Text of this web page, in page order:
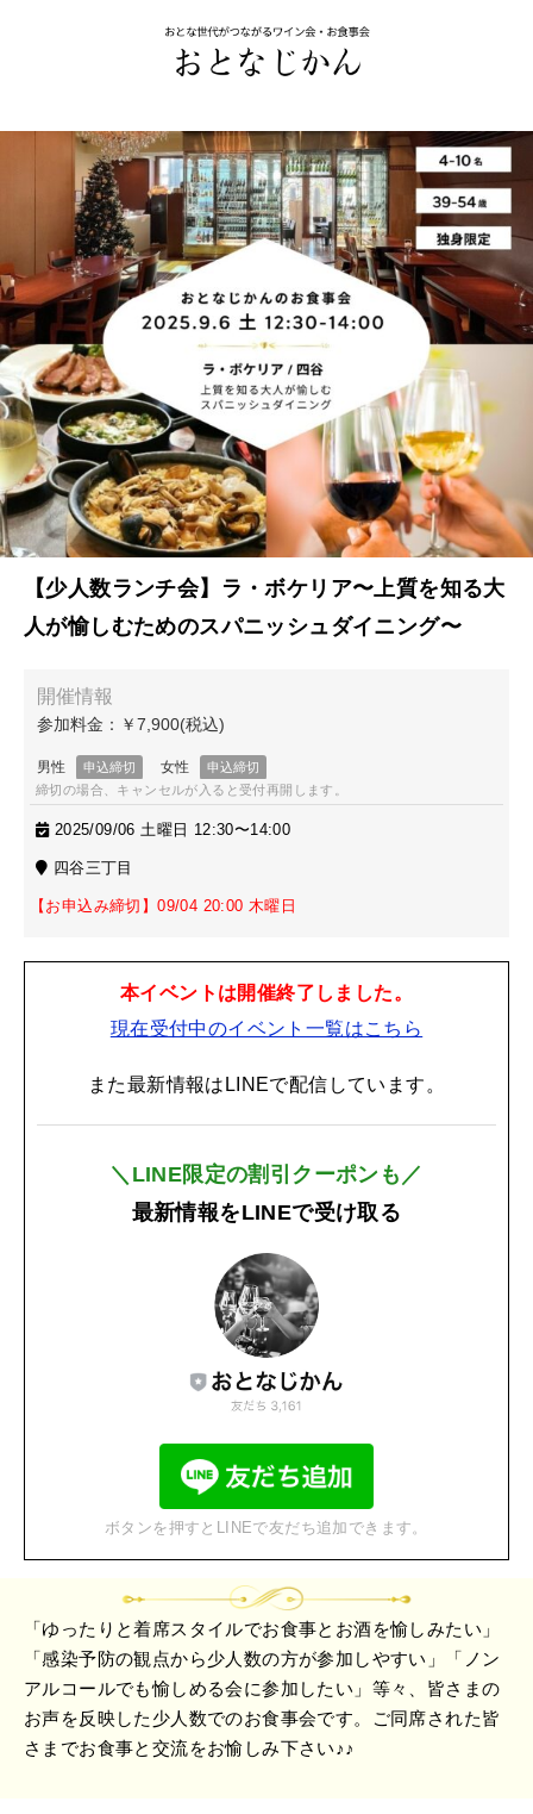
【少人数ランチ会】ラ・ボケリア〜上質を知る大
人が愉しむためのスパニッシュダイニング〜
締切の場合、キャンセルが入ると受付再開します。
2025/09/06 土曜日 12:30〜14:00
四谷三丁目
【お申込み締切】09/04 20:00 木曜日
本イベントは開催終了しました。
現在受付中のイベント一覧はこちら
また最新情報はLINEで配信しています。
＼LINE限定の割引クーポンも／
最新情報をLINEで受け取る
ボタンを押すとLINEで友だち追加できます。
「ゆったりと着席スタイルでお食事とお酒を愉しみたい」
「感染予防の観点から少人数の方が参加しやすい」「ノン
アルコールでも愉しめる会に参加したい」等々、皆さまの
お声を反映した少人数でのお食事会です。ご同席された皆
さまでお食事と交流をお愉しみ下さい♪♪